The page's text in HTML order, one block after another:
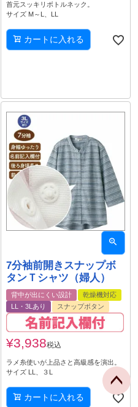
首元スッキリボトルネック。
サイズ M～L、LL
カートに入れる
7分袖前開きスナップボ
タンＴシャツ（婦人）
背中が出にくい設計
乾燥機対応
LL・3Lあり
スナップボタン
¥3,938税込
ラメ糸使いが上品さと高級感を演出。
サイズ LL、３L
カートに入れる